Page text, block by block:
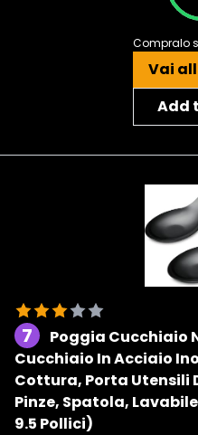
Compralo
Vai
Add
7
Poggia Cucchiaio
Cucchiaio In Acciaio
Cottura, Porta Utensili
Pinze, Spatola,
9.5 Pollici)